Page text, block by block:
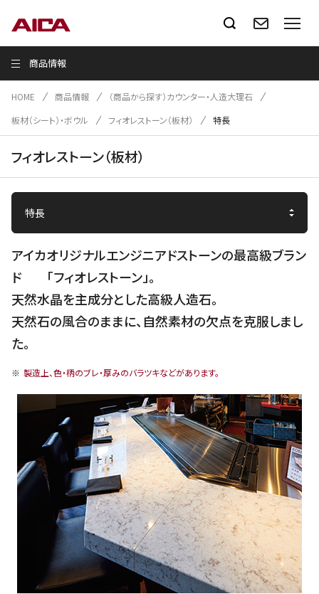
商品情報
HOME 商品情報
（商品から探す）カウンター・人造大理石
板材（シート）・ボウル
フィオレストーン（板材） 特長
フィオレストーン（板材）
アイカオリジナルエンジニアドストーンの最高級ブラン
ド 「フィオレストーン」。
天然水晶を主成分とした高級人造石。
天然石の風合のままに、自然素材の欠点を克服しまし
た。
製造上、色・柄のブレ・厚みのバラツキなどがあります。